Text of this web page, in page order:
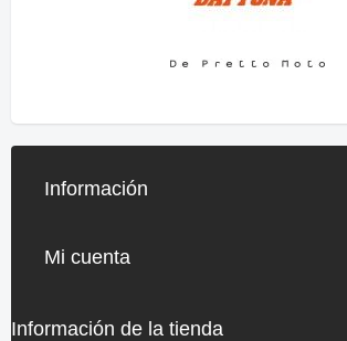
Información
Mi cuenta
Información de la tienda